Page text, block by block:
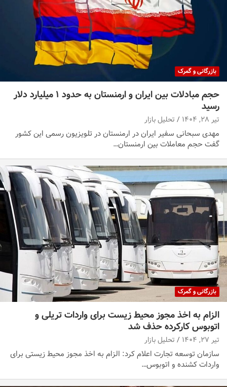
بازرگانی و گمرک
حجم مبادلات بین ایران و ارمنستان به حدود ۱ میلیارد دلار
رسید
تیر ۲۸, ۱۴۰۴ تحلیل بازار
مهدی سبحانی سفیر ایران در ارمنستان در تلویزیون رسمی این کشور
گفت حجم معاملات بین ارمنستان…
بازرگانی و گمرک
الزام به اخذ مجوز محیط زیست برای واردات تریلی و
اتوبوس کارکرده حذف شد
تیر ۲۷, ۱۴۰۴ تحلیل بازار
سازمان توسعه تجارت اعلام کرد: الزام به اخذ مجوز محیط زیستی برای
واردات کشنده و اتوبوس…